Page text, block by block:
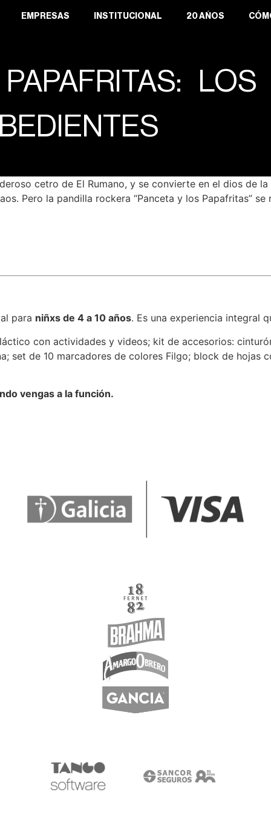
EMPRESAS INSTITUCIONAL 20 AÑOS
LOS
cetro de El Rumano, y se convierte en el dios de
Pero la pandilla rockera “Panceta y los Papafritas”
para niñxs de 4 a 10 años. Es una experiencia integral
con actividades y videos; kit de accesorios:
set de 10 marcadores de colores Filgo; block de hojas
vengas a la función.